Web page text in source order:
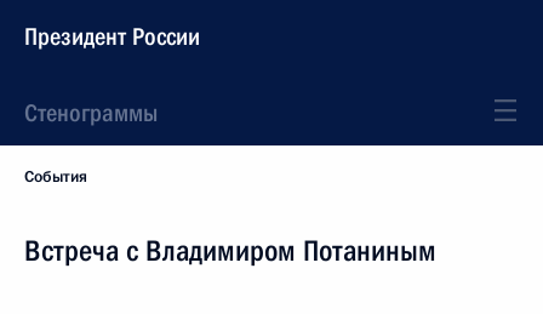
Президент России
Стенограммы
События
Встреча с Владимиром Потаниным